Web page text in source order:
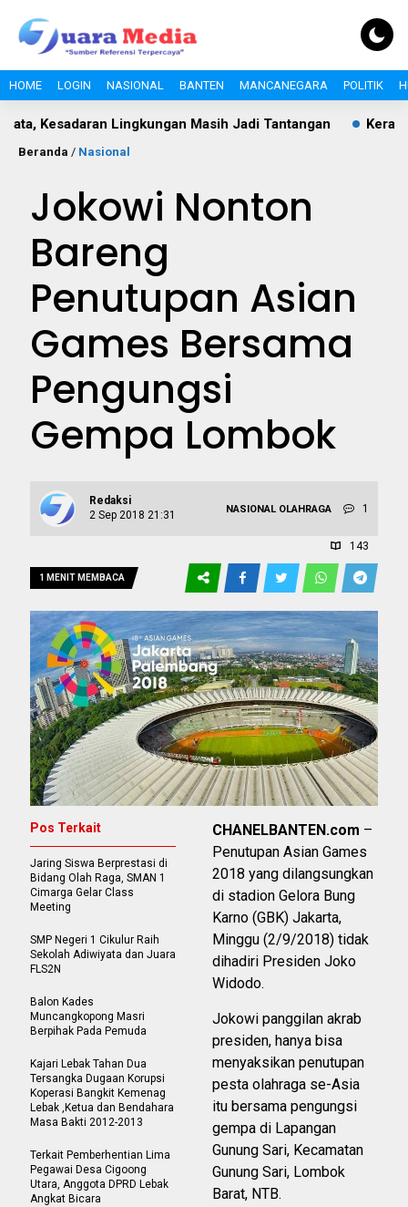
HOME LOGIN NASIONAL BANTEN MANCANEGARA POLITIK
Lingkungan Masih Jadi Tantangan Keraton
Beranda / Nasional
Jokowi Nonton
Bareng
Penutupan Asian
Games Bersama
Pengungsi
Gempa Lombok
Redaksi
2 Sep 2018 21:31
NASIONAL OLAHRAGA 1
143
1 MENIT MEMBACA
CHANELBANTEN.com –
Penutupan Asian Games
2018 yang dilangsungkan
di stadion Gelora Bung
Karno (GBK) Jakarta,
Minggu (2/9/2018) tidak
dihadiri Presiden Joko
Widodo.
Jokowi panggilan akrab
presiden, hanya bisa
menyaksikan penutupan
pesta olahraga se-Asia
itu bersama pengungsi
gempa di Lapangan
Gunung Sari, Kecamatan
Gunung Sari, Lombok
Barat, NTB.
Pos Terkait
Jaring Siswa Berprestasi di
Bidang Olah Raga, SMAN 1
Cimarga Gelar Class
Meeting
SMP Negeri 1 Cikulur Raih
Sekolah Adiwiyata dan Juara
FLS2N
Balon Kades
Muncangkopong Masri
Berpihak Pada Pemuda
Kajari Lebak Tahan Dua
Tersangka Dugaan Korupsi
Koperasi Bangkit Kemenag
Lebak ,Ketua dan Bendahara
Masa Bakti 2012-2013
Terkait Pemberhentian Lima
Pegawai Desa Cigoong
Utara, Anggota DPRD Lebak
Angkat Bicara